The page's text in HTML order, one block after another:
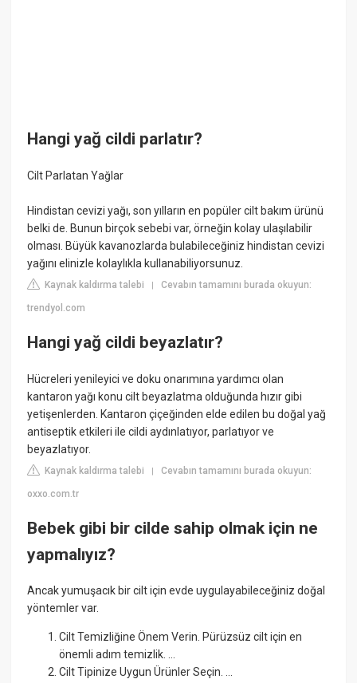
Hangi yağ cildi parlatır?
Cilt Parlatan Yağlar
Hindistan cevizi yağı, son yılların en popüler cilt bakım ürünü
belki de. Bunun birçok sebebi var, örneğin kolay ulaşılabilir
olması. Büyük kavanozlarda bulabileceğiniz hindistan cevizi
yağını elinizle kolaylıkla kullanabiliyorsunuz.
Kaynak kaldırma talebi |Cevabın tamamını burada okuyun:
trendyol.com
Hangi yağ cildi beyazlatır?
Hücreleri yenileyici ve doku onarımına yardımcı olan
kantaron yağı konu cilt beyazlatma olduğunda hızır gibi
yetişenlerden. Kantaron çiçeğinden elde edilen bu doğal yağ
antiseptik etkileri ile cildi aydınlatıyor, parlatıyor ve
beyazlatıyor.
Kaynak kaldırma talebi |Cevabın tamamını burada okuyun:
oxxo.com.tr
Bebek gibi bir cilde sahip olmak için ne
yapmalıyız?
Ancak yumuşacık bir cilt için evde uygulayabileceğiniz doğal
yöntemler var.
Cilt Temizliğine Önem Verin. Pürüzsüz cilt için en
önemli adım temizlik. ...
Cilt Tipinize Uygun Ürünler Seçin. ...